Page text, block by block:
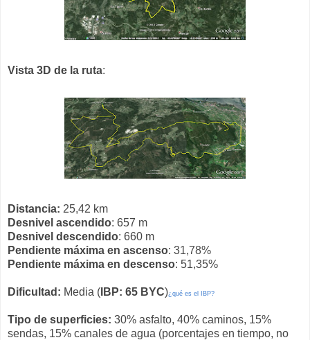
Vista 3D de la ruta:
Distancia: 25,42 km
Desnivel ascendido: 657 m
Desnivel descendido: 660 m
Pendiente máxima en ascenso: 31,78%
Pendiente máxima en descenso: 51,35%
Dificultad: Media ( IBP: 65 BYC)¿qué es el IBP?
Tipo de superficies: 30% asfalto, 40% caminos, 15%
sendas, 15% canales de agua (porcentajes en tiempo, no